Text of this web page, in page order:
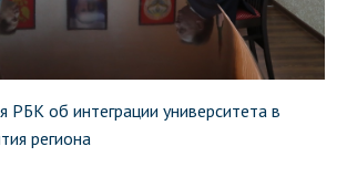
РБК об интеграции университета в
региона